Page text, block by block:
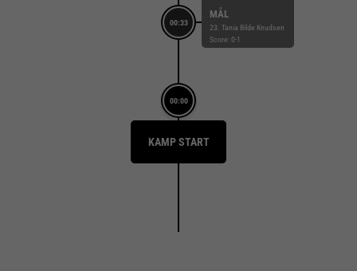
00:33
MÅL
23. Tania Bilde Knudsen
Score: 0-1
00:00
KAMP START